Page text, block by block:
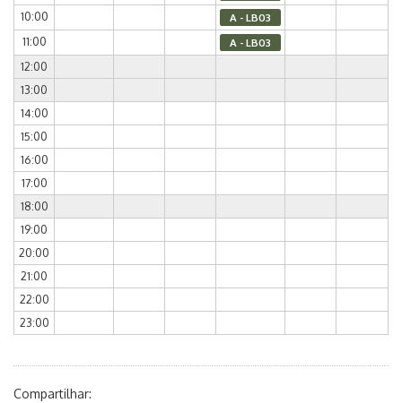
10:00 A - LB03
11:00 A - LB03
12:00
13:00
14:00
15:00
16:00
17:00
18:00
19:00
20:00
21:00
22:00
23:00
Compartilhar: